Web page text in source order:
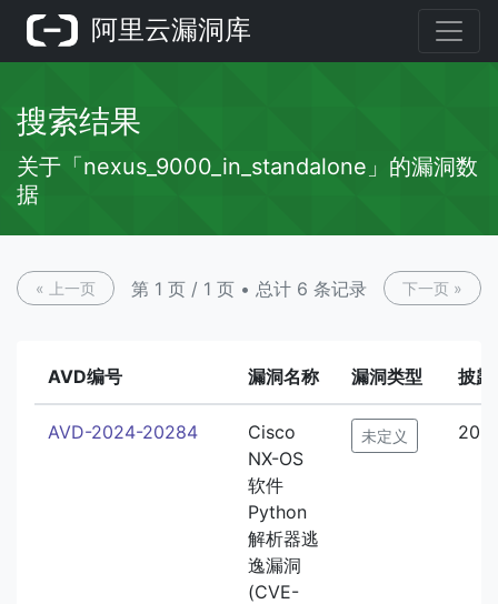
阿里云漏洞库
搜索结果
关于「nexus_9000_in_standalone」的漏洞数
据
« 上一页 第 1 页 / 1 页 • 总计 6 条记录 下一页 »
AVD编号 漏洞名称 漏洞类型 披露
AVD-2024-20284
Cisco
NX-OS
软件
Python
解析器逃
逸漏洞
(CVE-
未定义